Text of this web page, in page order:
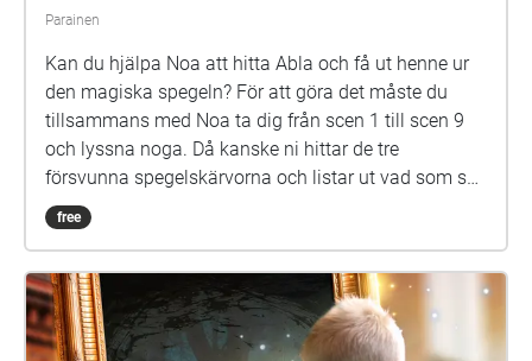
Parainen
Kan du hjälpa Noa att hitta Abla och få ut henne ur
den magiska spegeln? För att göra det måste du
tillsammans med Noa ta dig från scen 1 till scen 9
och lyssna noga. Då kanske ni hittar de tre
försvunna spegelskärvorna och listar ut vad som ska
göras med dem. Det kan hända att fler försvunna
barn dyker upp i skärvorna. På skolgården kommer
här skolan för länge sen. Hon är virrig, men det lönar
sig att lyssna på henne. Siri och Selma kan du
däremot gärna akta dig för. Spegeln på skolgården-
free